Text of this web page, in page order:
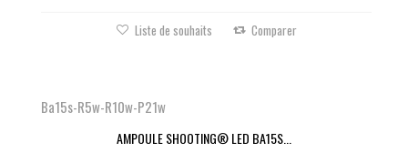
Liste de souhaits Comparer
Ba15s-R5w-R10w-P21w
AMPOULE SHOOTING® LED BA15S...